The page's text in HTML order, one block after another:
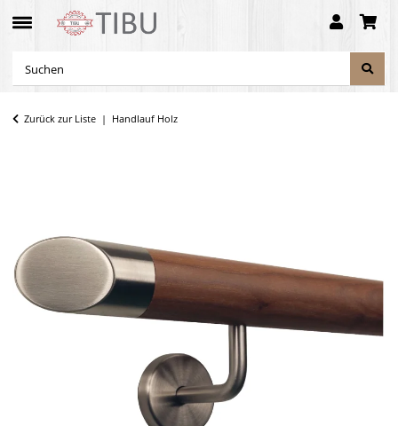
Zurück zur Liste Handlauf Holz